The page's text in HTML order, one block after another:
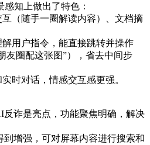
知上做出了特色：
（随手一圈解读内容）、文档摘
用户指令，能直接跳转并操作
友圈配这张图”），省去中间步
时对话，情感交互感更强。
反诈是亮点，功能聚焦明确，解决
到增强，可对屏幕内容进行搜索和